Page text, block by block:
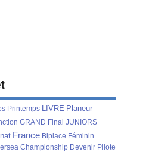
Printemps LIVRE Planeur
GRAND Final JUNIORS
France Biplace Féminin
Championship Devenir Pilote